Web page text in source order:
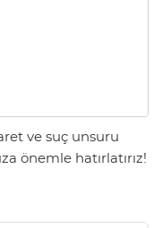
ve suç unsuru
önemle hatırlatırız!